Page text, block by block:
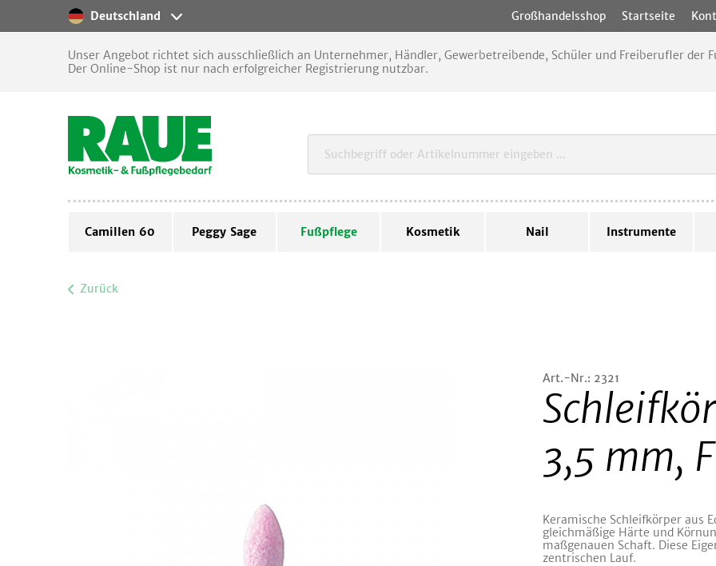
Deutschland Großhandelsshop Startseite
Unser Angebot richtet sich ausschließlich an Unternehmer, Händler, Gewerbetreibende, Schüler und Freiberufler der
Der Online-Shop ist nur nach erfolgreicher Registrierung nutzbar.
Camillen 60 Peggy Sage Fußpflege Kosmetik Nail Instrumente
Zurück
Art.-Nr.: 2321
3,5 mm,
Keramische Schleifkörper aus
gleichmäßige Härte und
maßgenauen Schaft. Diese
zentrischen Lauf.